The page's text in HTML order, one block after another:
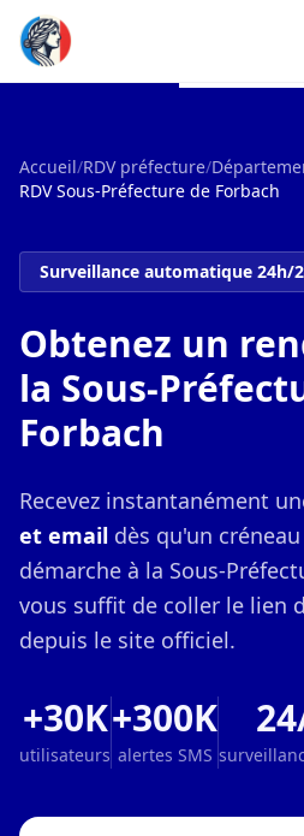
Accueil/RDV préfecture/
RDV Sous-Préfecture de Forbach
Surveillance automatique 24h/
Obtenez un
la Sous-
Forbach
Recevez instantanément
et email dès qu'un
démarche à la Sous-
vous suffit de coller le lien
depuis le site officiel.
+30K
utilisateurs
+300K
alertes SMS